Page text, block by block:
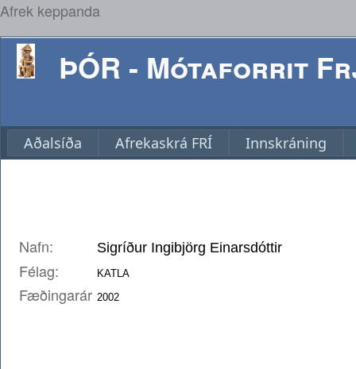
Afrek keppanda
ÞÓR - Mótaforrit
Aðalsíða Afrekaskrá FRÍ Innskráning
Nafn:
Félag:
Fæðingarár